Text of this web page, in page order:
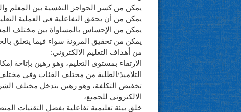
يمكن من كسر الحواجز النفسية بين المعلم
يمكن من أن يحقق التفاعلية في العملية
يمكن من الإحساس بالمساواة بين مختلف
يمكن من تحقيق المرونة سواء فيما يتعلق
من أهداف التعليم الالكتروني:
الارتقاء بمستوى التعليم، وهو رهين بإتاحة
التلاميذ/الطلبة من مختلف الفئات وفي
تخفيض التكلفة، وهو رهين بتدخل مختلف
الالكتروني للجميع،
خلق بيئة تعليمية تفاعلية بفضل التقنيات